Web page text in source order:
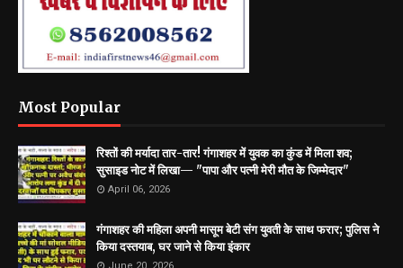
Most Popular
रिश्तों की मर्यादा तार-तार! गंगाशहर में युवक का कुंड में मिला शव;
सुसाइड नोट में लिखा— "पापा और पत्नी मेरी मौत के जिम्मेदार"
April 06, 2026
गंगाशहर की महिला अपनी मासूम बेटी संग युवती के साथ फरार; पुलिस ने
किया दस्तयाब, घर जाने से किया इंकार